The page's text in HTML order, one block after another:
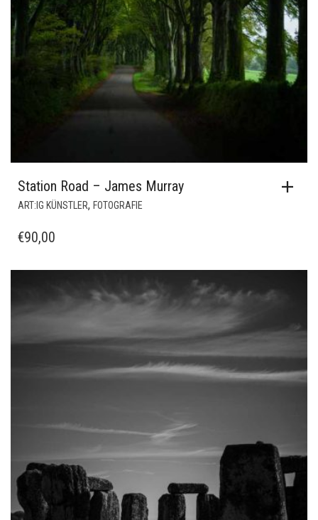
Station Road – James Murray
ART:IG KÜNSTLER, FOTOGRAFIE
€90,00